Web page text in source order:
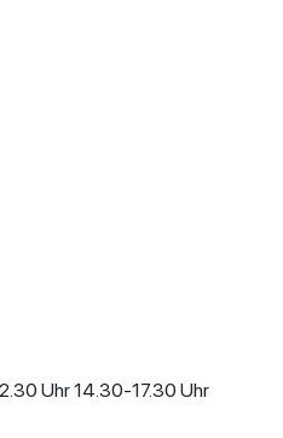
Uhr 14.30-17.30 Uhr